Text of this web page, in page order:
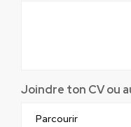
Joindre ton CV ou